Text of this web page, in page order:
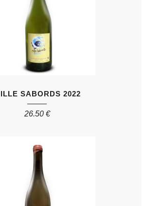
SABORDS 2022
26.50 €